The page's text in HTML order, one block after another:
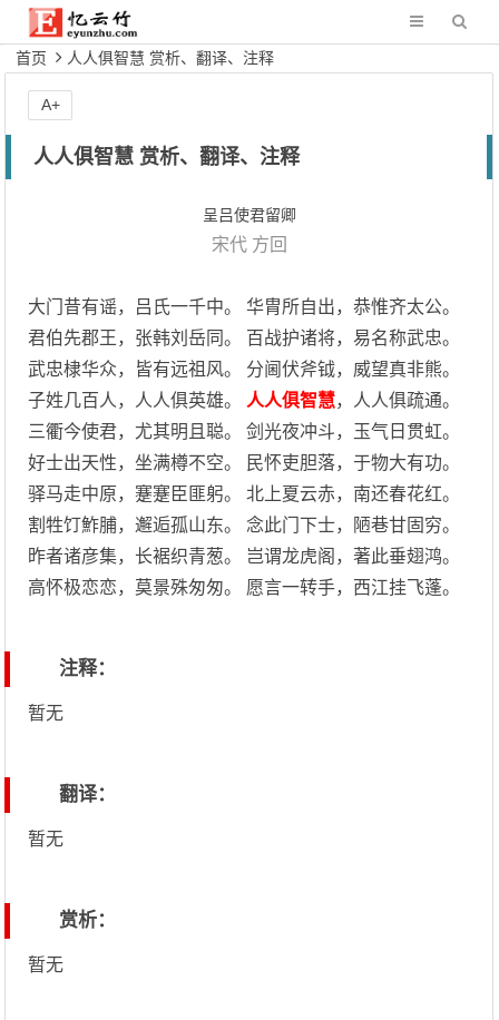
首页 人人俱智慧 赏析、翻译、注释
人人俱智慧 赏析、翻译、注释
呈吕使君留卿
宋代 方回
大门昔有谣，吕氏一千中。 华胄所自出，恭惟齐太公。
君伯先郡王，张韩刘岳同。 百战护诸将，易名称武忠。
武忠棣华众，皆有远祖风。 分阃伏斧钺，威望真非熊。
子姓几百人，人人俱英雄。 人人俱智慧，人人俱疏通。
三衢今使君，尤其明且聪。 剑光夜冲斗，玉气日贯虹。
好士出天性，坐满樽不空。 民怀吏胆落，于物大有功。
驿马走中原，蹇蹇臣匪躬。 北上夏云赤，南还春花红。
割牲饤鮓脯，邂逅孤山东。 念此门下士，陋巷甘固穷。
昨者诸彦集，长裾织青葱。 岂谓龙虎阁，著此垂翅鸿。
高怀极恋恋，莫景殊匆匆。 愿言一转手，西江挂飞蓬。
注释：
暂无
翻译：
暂无
赏析：
暂无
A+